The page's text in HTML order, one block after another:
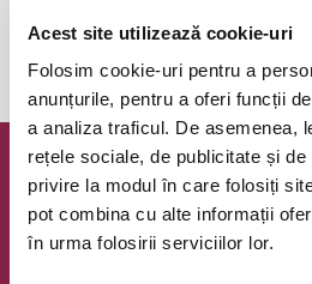
Acest site utilizează cookie-uri
Folosim cookie-uri pentru a
anunțurile, pentru a oferi funcții
a analiza traficul. De asemenea,
rețele sociale, de publicitate și
privire la modul în care folosiți
pot combina cu alte informații
în urma folosirii serviciilor lor.
Evenimentul a
Newsletter
Oferte exclusive si o editie
evenimente.